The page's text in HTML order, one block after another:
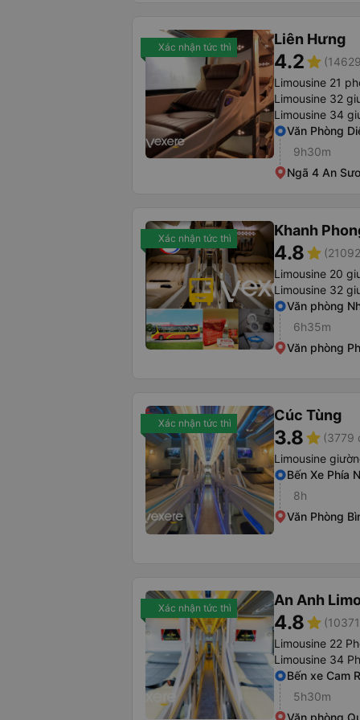
Xác nhận tức thì Liên Hưng
4.2star
Limousine 21
Limousine 32
Limousine 34
Văn Phòng
9h30m
Ngã 4 An
Xác nhận tức thì Khanh
4.8star
Limousine 20
Limousine 32
Văn phòng
6h35m
Văn phòng
Xác nhận tức thì Cúc Tùng
3.8star (3779
Limousine
Bến Xe Phía
8h
Văn Phòng
Xác nhận tức thì An Anh
4.8star
Limousine 22
Limousine 34
Bến xe Cam
5h30m